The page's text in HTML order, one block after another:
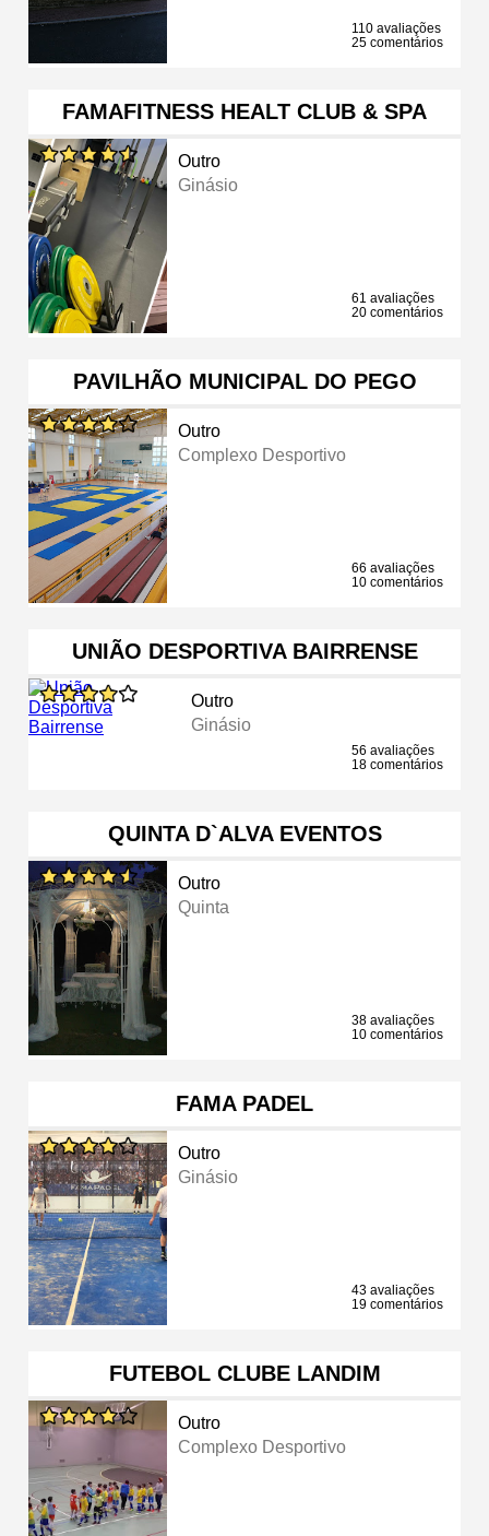
110 avaliações
25 comentários
FAMAFITNESS HEALT CLUB & SPA
Outro
Ginásio
61 avaliações
20 comentários
PAVILHÃO MUNICIPAL DO PEGO
Outro
Complexo Desportivo
66 avaliações
10 comentários
UNIÃO DESPORTIVA BAIRRENSE
Outro
Ginásio
56 avaliações
18 comentários
QUINTA D`ALVA EVENTOS
Outro
Quinta
38 avaliações
10 comentários
FAMA PADEL
Outro
Ginásio
43 avaliações
19 comentários
FUTEBOL CLUBE LANDIM
Outro
Complexo Desportivo